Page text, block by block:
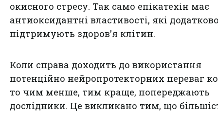
окисного стресу. Так само епікатехін має
антиоксидантні властивості, які
підтримують здоров'я клітин.
Коли справа доходить до використання
потенційно нейропротекторних переваг
то чим менше, тим краще, попереджають
дослідники. Це викликано тим, що